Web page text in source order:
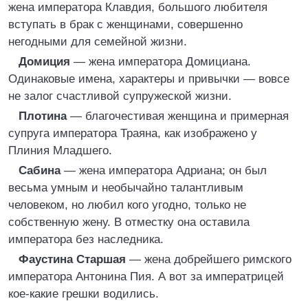
жена императора Клавдия, большого любителя
вступать в брак с женщинами, совершенно
негодными для семейной жизни.
Домиция — жена императора Домициана.
Одинаковые имена, характеры и привычки — вовсе
не залог счастливой супружеской жизни.
Плотина— благочестивая женщина и примерная
супруга императора Траяна, как изображено у
Плиния Младшего.
Сабина— жена императора Адриана; он был
весьма умным и необычайно талантливым
человеком, но любил кого угодно, только не
собственную жену. В отместку она оставила
императора без наследника.
Фаустина Старшая — жена добрейшего римского
императора Антонина Пия. А вот за императрицей
кое-какие грешки водились.